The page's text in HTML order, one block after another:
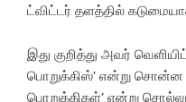
ட்விட்டர் தளத்தில்
இது குறித்து அவர்
பொறுக்கிஸ்’ என்று சொன்ன
பொறுக்கிகள்’ என்று